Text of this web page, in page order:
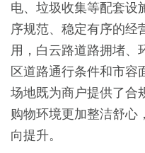
电、垃圾收集等配套设
序规范、稳定有序的经
用，白云路道路拥堵、
区道路通行条件和市容
场地既为商户提供了合
购物环境更加整洁舒心
向提升。